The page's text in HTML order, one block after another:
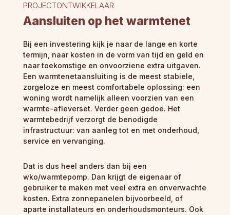
PROJECTONTWIKKELAAR
Aansluiten op het warmtenet
Bij een investering kijk je naar de lange en korte
termijn, naar kosten in de vorm van tijd en geld en
naar toekomstige en onvoorziene extra uitgaven.
Een warmtenetaansluiting is de meest stabiele,
zorgeloze en meest comfortabele oplossing: een
woning wordt namelijk alleen voorzien van een
warmte-afleverset. Verder geen gedoe. Het
warmtebedrijf verzorgt de benodigde
infrastructuur: van aanleg tot en met onderhoud,
service en vervanging.
Dat is dus heel anders dan bij een
wko/warmtepomp. Dan krijgt de eigenaar of
gebruiker te maken met veel extra en onverwachte
kosten. Extra zonnepanelen bijvoorbeeld, of
aparte installateurs en onderhoudsmonteurs. Ook